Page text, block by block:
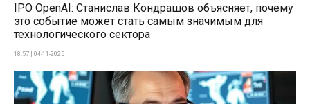
IPO OpenAI: Станислав Кондрашов объясняет, почему
это событие может стать самым значимым для
технологического сектора
18:57 | 04-11-2025